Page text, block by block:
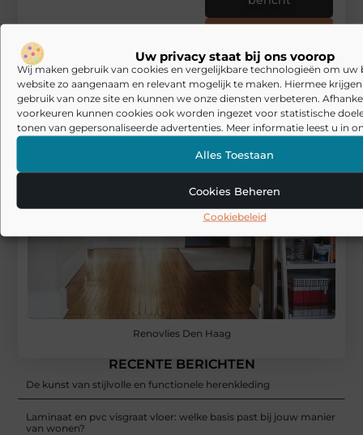
Uw privacy staat bij ons voorop
Wij maken gebruik van cookies en vergelijkbare technologieën om uw
website zo aangenaam en relevant mogelijk te maken. Hiermee
gebruik van onze site en kunnen we onze diensten verbeteren.
voorkeuren kunnen cookies ook worden ingezet voor statistische
tonen van gepersonaliseerde advertenties. Meer informatie leest u in
Alles Toestaan
Cookies Beheren
Cookiebeleid
Renovlies Den Haag
RECENTE BERICHTEN
De kunst van stijlvolle en functionele herenkleding
Laminaat en pvc visgraat vloer: welke basis past bij jouw manier
van wonen?